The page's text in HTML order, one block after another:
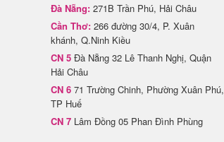
Đà Nẵng: 271B Trần Phú, Hải Châu
Cần Thơ: 266 đường 30/4, P. Xuân
khánh, Q.Ninh Kiều
CN 5 Đà Nẵng 32 Lê Thanh Nghị, Quận
Hải Châu
CN 6 71 Trường Chinh, Phường Xuân Phú,
TP Huế
CN 7 Lâm Đồng 05 Phan Đình Phùng